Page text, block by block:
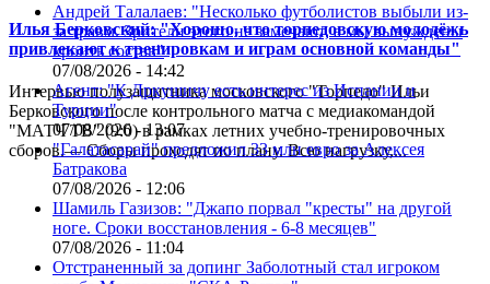
Илья Берковский: "Хорошо, что торпедовскую молодёжь
привлекают к тренировкам и играм основной команды"
Интервью полузащитника московского "Торпедо" Ильи
Берковского после контрольного матча с медиакомандой
"МАТЧ ТВ" (9:0) в рамках летних учебно-тренировочных
сборов.— Сборы проходят по плану. Всю нагрузку,...
Андрей Талалаев: "Несколько футболистов выбыли из-
за травм. Зрители этого не замечают, а мы вынуждены
кроить состав"
07/08/2026 - 14:42
Агент: "К Дркушичу есть интерес из Испании и
Турции"
07/08/2026 - 13:07
"Галатасарай" предложил 33 млн евро за Алексея
Батракова
07/08/2026 - 12:06
Шамиль Газизов: "Джапо порвал "кресты" на другой
ноге. Сроки восстановления - 6-8 месяцев"
07/08/2026 - 11:04
Отстраненный за допинг Заболотный стал игроком